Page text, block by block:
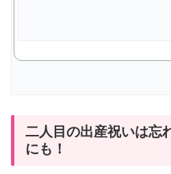
二人目の出産祝いは忘
にも！